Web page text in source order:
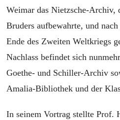
Weimar das Nietzsche-Archiv,
Bruders aufbewahrte, und
Ende des Zweiten Weltkriegs
Nachlass befindet sich
Goethe- und Schiller-Archiv
Amalia-Bibliothek und der
In seinem Vortrag stellte Prof.